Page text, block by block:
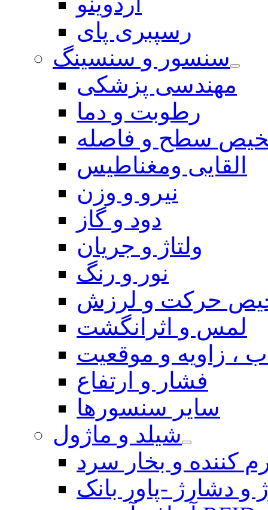
رسپبری پای
سنسور و سنسینگ
مهندسی پزشکی
رطوبت و دما
سطح و فاصله
القایی ومغناطیس
نیرو و وزن
دود و گاز
ولتاژ و جریان
نور و رنگ
حرکت و لرزش
لمس و اثرانگشت
، زاویه و موقعیت
فشار و ارتفاع
سایر سنسورها
شیلد و ماژول
کننده و بخار سرد
و دشارژ -پاور بانک